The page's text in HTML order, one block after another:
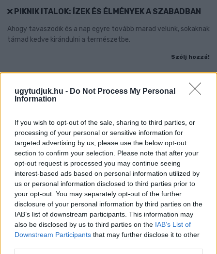
ugytudjuk.hu - Do Not Process My Personal
Information
If you wish to opt-out of the sale, sharing to third parties, or
processing of your personal or sensitive information for
targeted advertising by us, please use the below opt-out
section to confirm your selection. Please note that after your
opt-out request is processed you may continue seeing
interest-based ads based on personal information utilized by
us or personal information disclosed to third parties prior to
your opt-out. You may separately opt-out of the further
disclosure of your personal information by third parties on the
IAB’s list of downstream participants. This information may
also be disclosed by us to third parties on the IAB’s List of
Downstream Participants that may further disclose it to other
PIKNIK ITALOK: ÍZEK ÉS ÉLMÉNYEK A SZABADBAN
Ahogy tavaszodik és a nap egyre tovább marad velünk, sokaknak
támad kedve kirándulni a természetbe.
Szólj hozzá!
ÖRÖMHÍR: TÍZ ÉVE NEM VOLT ILYEN ALACSONY AZ
INFLÁCIÓ MAGYARORSZÁGON